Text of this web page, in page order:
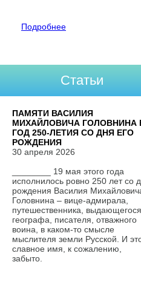
Подробнее
Статьи
ПАМЯТИ ВАСИЛИЯ
МИХАЙЛОВИЧА ГОЛОВНИНА
ГОД 250-ЛЕТИЯ СО ДНЯ ЕГО
РОЖДЕНИЯ
30 апреля 2026
________ 19 мая этого года
исполнилось ровно 250 лет со
рождения Василия
Головнина – вице-адмирала,
путешественника, выдающегося
географа, писателя, отважного
воина, в каком-то смысле
мыслителя земли Русской. И
славное имя, к сожалению,
забыто.